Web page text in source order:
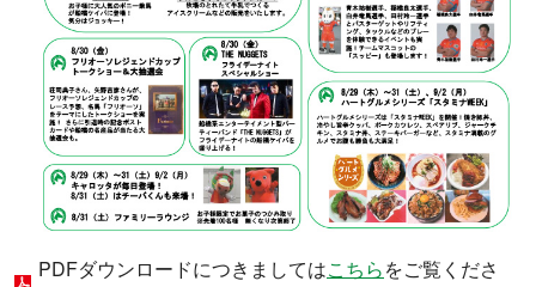
PDFダウンロードにつきましてはこちらをご覧くださ